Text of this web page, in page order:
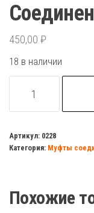
450,00 ₽
18 в наличии
товара
м/
п
ш
Артикул: 0228
Категория: Муфты
Похожие